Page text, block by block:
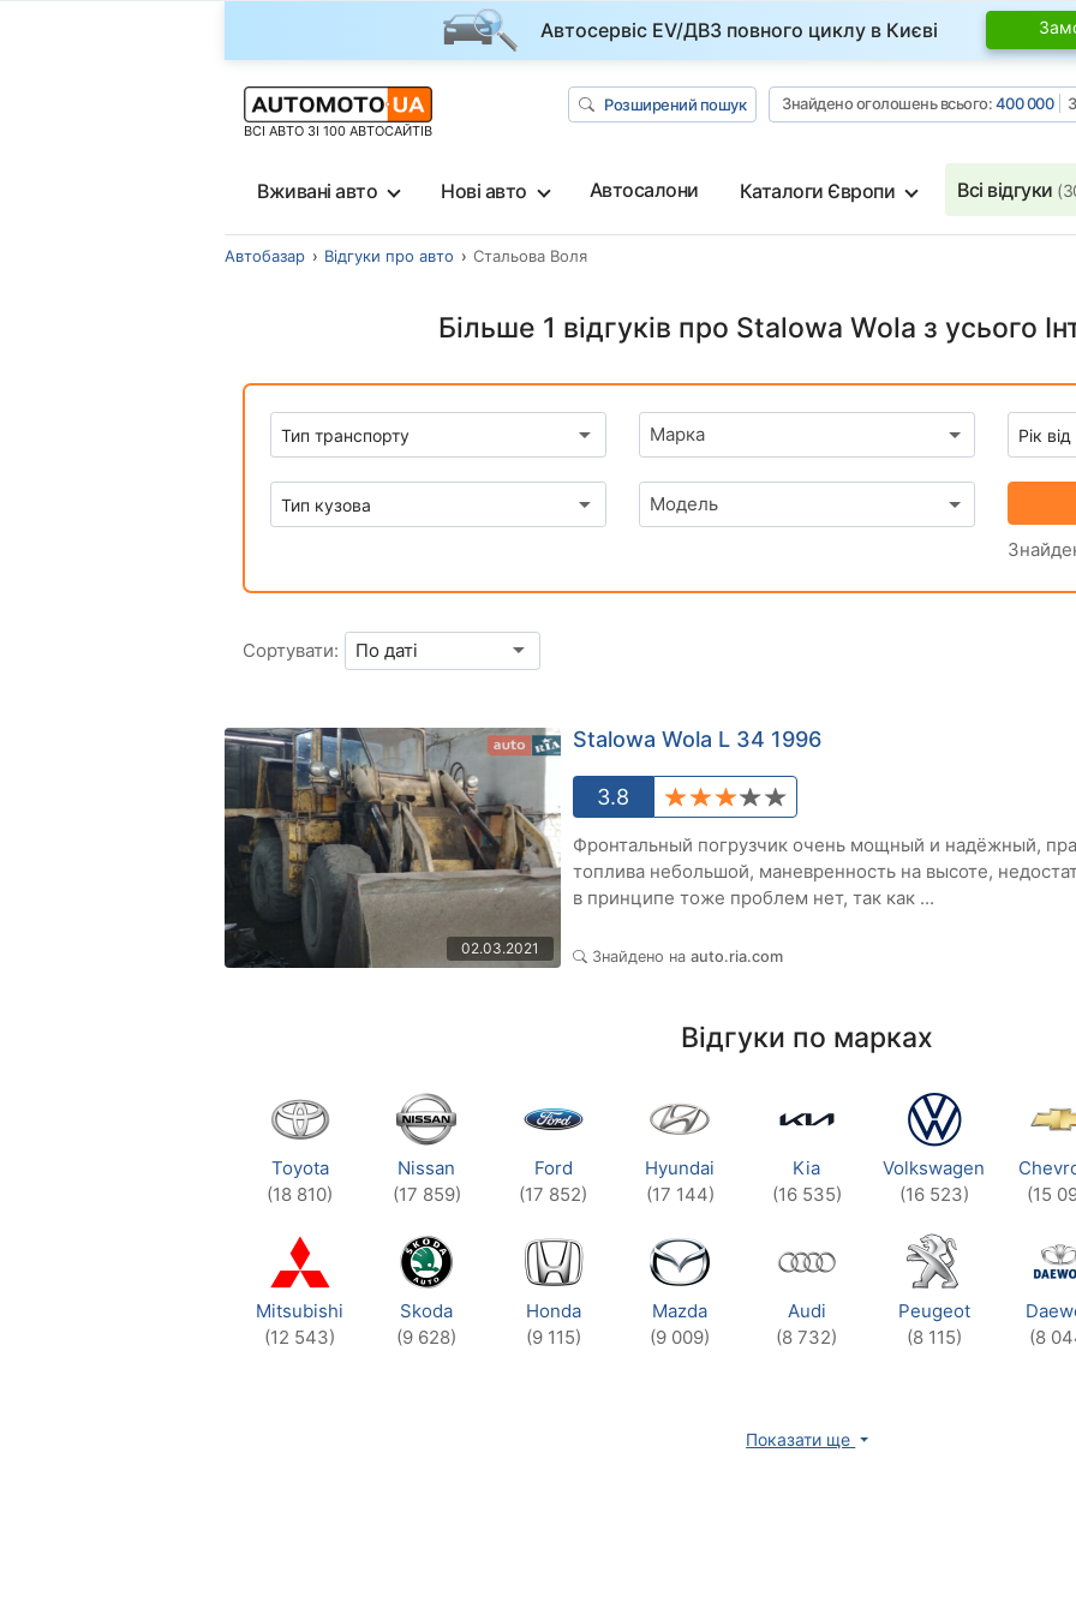
Автосервіс EV/ДВЗ повного циклу в Києві
ВСІ АВТО ЗІ 100 АВТОСАЙТІВ
Розширений пошук Знайдено оголошень всього:400 000
Вживані авто Нові авто Автосалони Каталоги Європи Всі відгуки
Автобазар Відгуки про авто Стальова Воля
Більше 1 відгуків про Stalowa Wola з усього
Марка
Модель
Сортувати:
02.03.2021
Stalowa Wola L 34 1996
3.8
Фронтальный погрузчик очень мощный и надёжный,
топлива небольшой, маневренность на высоте,
в принципе тоже проблем нет, так как ...
Знайдено на auto.ria.com
Відгуки по марках
Toyota
(18 810)
Nissan
(17 859)
Ford
(17 852)
Hyundai
(17 144)
Kia
(16 535)
Volkswagen
(16 523)
(15
Mitsubishi
(12 543)
Skoda
(9 628)
Honda
(9 115)
Mazda
(9 009)
Audi
(8 732)
Peugeot
(8 115)
(8
Показати ще